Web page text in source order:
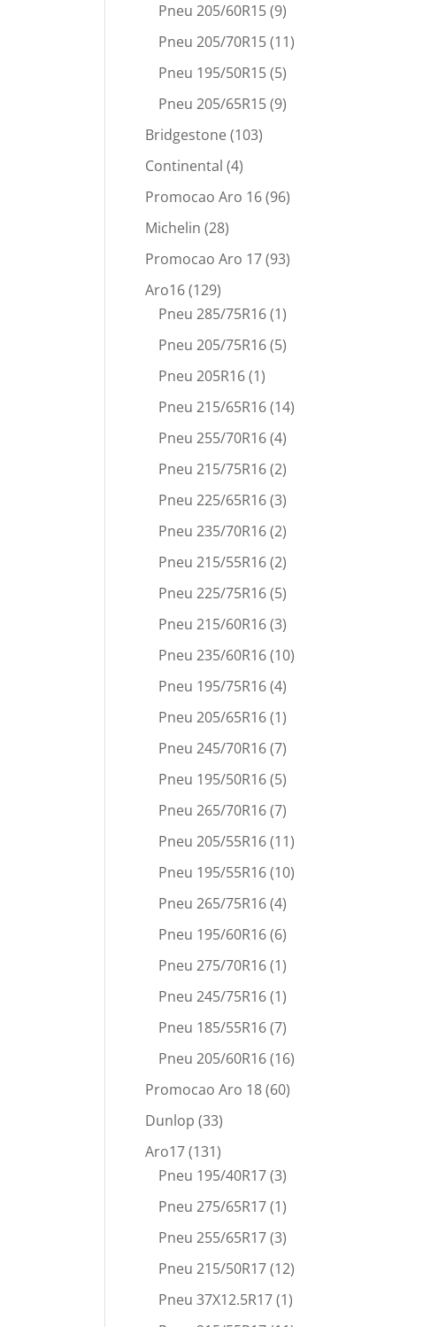
Pneu 205/60R15(9)
Pneu 205/70R15(11)
Pneu 195/50R15(5)
Pneu 205/65R15(9)
Bridgestone(103)
Continental (4)
Promocao Aro 16(96)
Michelin (28)
Promocao Aro 17(93)
Aro16(129)
Pneu 285/75R16(1)
Pneu 205/75R16(5)
Pneu 205R16(1)
Pneu 215/65R16(14)
Pneu 255/70R16(4)
Pneu 215/75R16(2)
Pneu 225/65R16(3)
Pneu 235/70R16(2)
Pneu 215/55R16(2)
Pneu 225/75R16(5)
Pneu 215/60R16(3)
Pneu 235/60R16(10)
Pneu 195/75R16(4)
Pneu 205/65R16(1)
Pneu 245/70R16(7)
Pneu 195/50R16(5)
Pneu 265/70R16(7)
Pneu 205/55R16(11)
Pneu 195/55R16(10)
Pneu 265/75R16(4)
Pneu 195/60R16(6)
Pneu 275/70R16(1)
Pneu 245/75R16(1)
Pneu 185/55R16(7)
Pneu 205/60R16(16)
Promocao Aro 18(60)
Dunlop (33)
Aro17(131)
Pneu 195/40R17(3)
Pneu 275/65R17(1)
Pneu 255/65R17(3)
Pneu 215/50R17(12)
Pneu 37X12.5R17(1)